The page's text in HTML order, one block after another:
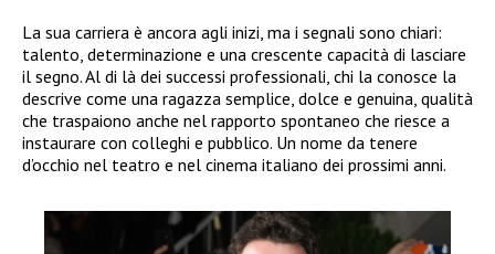
La sua carriera è ancora agli inizi, ma i segnali sono chiari:
talento, determinazione e una crescente capacità di lasciare
il segno. Al di là dei successi professionali, chi la conosce la
descrive come una ragazza semplice, dolce e genuina, qualità
che traspaiono anche nel rapporto spontaneo che riesce a
instaurare con colleghi e pubblico. Un nome da tenere
d’occhio nel teatro e nel cinema italiano dei prossimi anni.